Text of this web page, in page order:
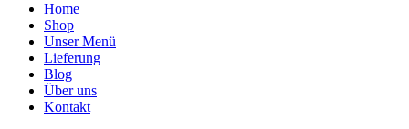
Home
Shop
Unser Menü
Lieferung
Blog
Über uns
Kontakt